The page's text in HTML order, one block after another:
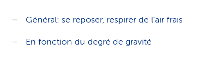
Général: se reposer, respirer de l’air frais
En fonction du degré de gravité